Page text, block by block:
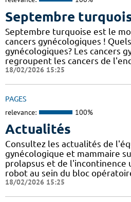
Septembre
Septembre turquoise est le
cancers gynécologiques !
gynécologiques? Les cancers
regroupent les cancers de
18/02/2026 15:25
PAGES
relevance: 100%
Actualités
Consultez les actualités de
gynécologique et mammaire
prolapsus et de l'incontinence
robot au sein du bloc
18/02/2026 15:25